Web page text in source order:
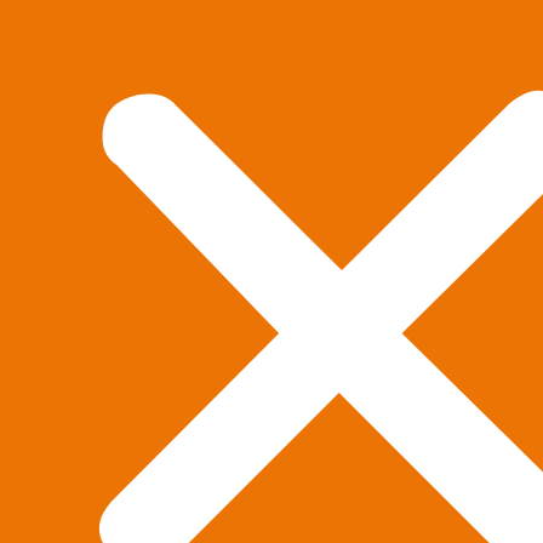
Retail Park Havířov-Šenov
Nýdek – úprava místní komunikace